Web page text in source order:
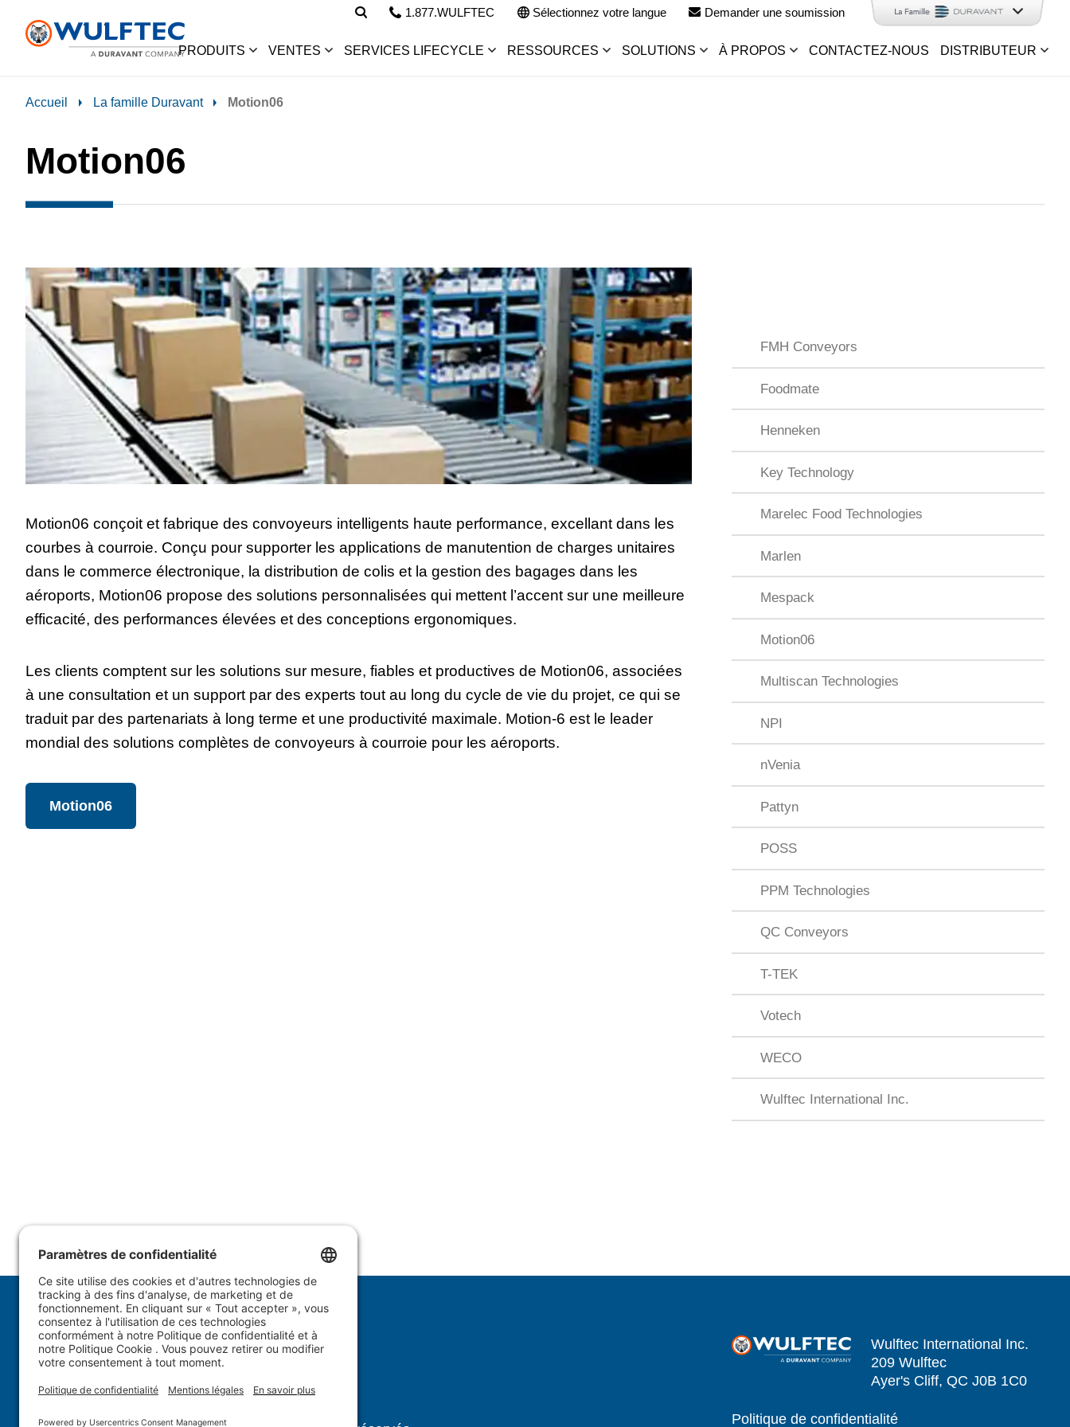
1.877.WULFTEC Sélectionnez votre langue Demander une soumission
PRODUITS VENTES SERVICES LIFECYCLE RESSOURCES SOLUTIONS À PROPOS CONTACTEZ-NOUS DISTRIBUTEUR
Accueil La famille Duravant Motion06
Motion06
Motion06 conçoit et fabrique des convoyeurs intelligents haute performance, excellant dans les
courbes à courroie. Conçu pour supporter les applications de manutention de charges unitaires
dans le commerce électronique, la distribution de colis et la gestion des bagages dans les
aéroports, Motion06 propose des solutions personnalisées qui mettent l’accent sur une meilleure
efficacité, des performances élevées et des conceptions ergonomiques.
Les clients comptent sur les solutions sur mesure, fiables et productives de Motion06, associées
à une consultation et un support par des experts tout au long du cycle de vie du projet, ce qui se
traduit par des partenariats à long terme et une productivité maximale. Motion-6 est le leader
mondial des solutions complètes de convoyeurs à courroie pour les aéroports.
Motion06
FMH Conveyors
Foodmate
Henneken
Key Technology
Marelec Food Technologies
Marlen
Mespack
Motion06
Multiscan Technologies
NPI
nVenia
Pattyn
POSS
PPM Technologies
QC Conveyors
T-TEK
Votech
WECO
Wulftec International Inc.
Wulftec International Inc.
209 Wulftec
Ayer's Cliff, QC J0B 1C0
Politique de confidentialité
1.877.WULFTEC|1.819.838.4232